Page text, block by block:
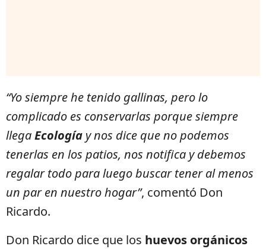
“Yo siempre he tenido gallinas, pero lo
complicado es conservarlas porque siempre
llegaEcología y nos dice que no podemos
tenerlas en los patios, nos notifica y debemos
regalar todo para luego buscar tener al menos
un par en nuestro hogar”, comentó Don
Ricardo.
Don Ricardo dice que los huevos orgánicos